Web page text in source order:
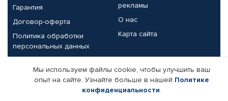
Гарантия
Договор-оферта
Политика обработки
персональных данных
рекламы
О нас
Карта сайта
Партнерам
Корпоративным клиентам
Реквизиты компании
Мы используем файлы cookie, чтобы улучшить ваш
опыт на сайте. Узнайте больше в нашей Политике
конфиденциальности.